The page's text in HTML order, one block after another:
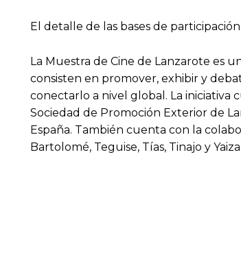
El detalle de las bases de
La Muestra de Cine de Lanzarote es
consisten en promover, exhibir y
conectarlo a nivel global. La iniciativa
Sociedad de Promoción Exterior de
España. También cuenta con la
Bartolomé, Teguise, Tías, Tinajo y Yaiza.